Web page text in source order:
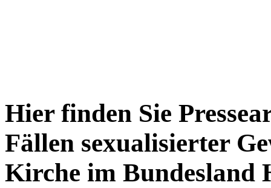
Hier finden Sie
Fällen sexualisierter
Kirche im Bundesland